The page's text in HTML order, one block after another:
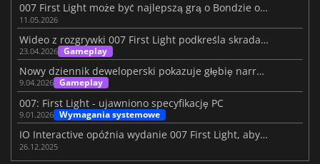
007 First Light może być najlepszą grą o Bondzie od czasów GoldenEye
11.05.2026
Wideo z rozgrywki 007 First Light podkreśla skradanie się
23.04.2026 Gameplay
Nowy dziennik deweloperski pokazuje głębię narracji w 007 First Light
9.04.2026 Gameplay
007: First Light - ujawniono specyfikację PC
9.01.2026 Wymagania systemowe
IO Interactive opóźnia wydanie 007 First Light, aby zapewnić jakość
26.12.2025